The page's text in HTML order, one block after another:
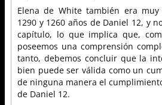
Elena de White también era
1290 y 1260 años de Daniel 12, y
capítulo, lo que implica que,
poseemos una comprensión
tanto, debemos concluir que la
bien puede ser válida como un
de ninguna manera el
de Daniel 12.